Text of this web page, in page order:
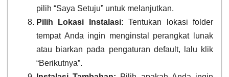
pilih “Saya Setuju” untuk melanjutkan.
Pilih Lokasi Instalasi: Tentukan lokasi folder
tempat Anda ingin menginstal perangkat lunak
atau biarkan pada pengaturan default, lalu klik
“Berikutnya”.